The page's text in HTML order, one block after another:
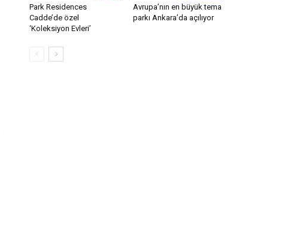
Park Residences
Cadde’de özel
‘Koleksiyon Evleri’
Avrupa’nın en büyük tema
parkı Ankara’da açılıyor